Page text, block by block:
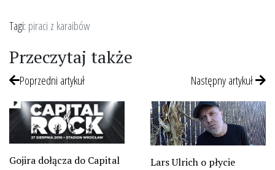
Tagi: piraci z karaibów
Przeczytaj także
Poprzedni artykuł
Gojira dołącza do Capital
Następny artykuł
Lars Ulrich o płycie